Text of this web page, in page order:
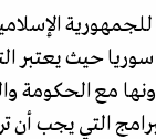
للجمهورية
حيث يعتبر
مع الحكومة
التي يجب أن